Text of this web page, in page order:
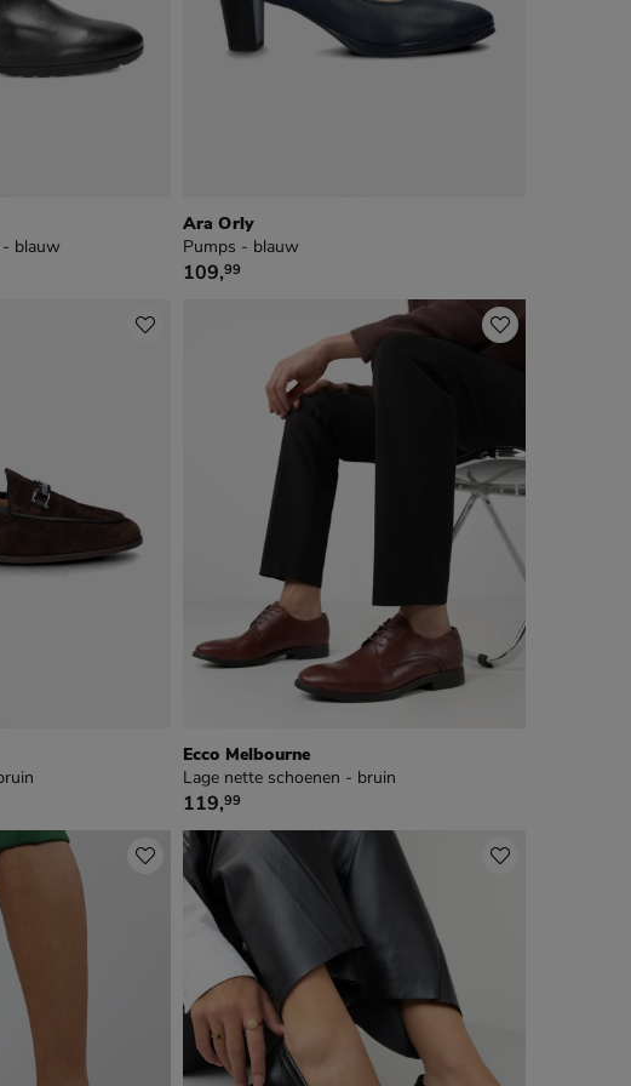
blauw
Ara Orly
Pumps - blauw
€ 109,99
109,99
Ecco Melbourne
Lage nette schoenen - bruin
€ 119,99
119,99